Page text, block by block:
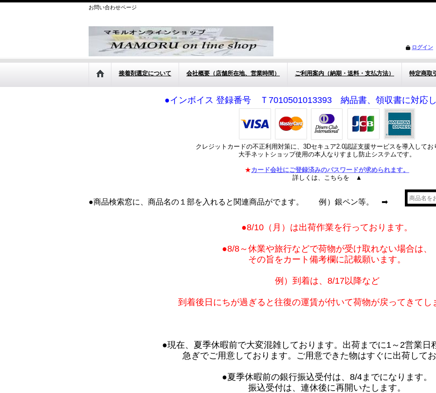
お問い合わせページ
ログイン
接着剤選定について 会社概要（店舗所在地、営業時間） ご利用案内（納期・送料・支払方法） 特定商取
●インボイス 登録番号 Ｔ7010501013393 納品書、領収書に対応し
クレジットカードの不正利用対策に、3Dセキュア2.0認証支援サービスを導入してお
大手ネットショップ使用の本人なりすまし防止システムです。
★カード会社にご登録済みのパスワードが求められます。
詳しくは、こちらを ▲
●商品検索窓に、商品名の１部を入れると関連商品がでます。 例）銀ペン等。 ➡
●8/10（月）は出荷作業を行っております。
●8/8～休業や旅行などで荷物が受け取れない場合は、
その旨をカート備考欄に記載願います。
例）到着は、8/17以降など
到着後日にちが過ぎると往復の運賃が付いて荷物が戻ってきてし
●現在、夏季休暇前で大変混雑しております。出荷までに1～2営業日
急ぎでご用意しております。ご用意できた物はすぐに出荷してお
●夏季休暇前の銀行振込受付は、8/4までになります。
振込受付は、連休後に再開いたします。